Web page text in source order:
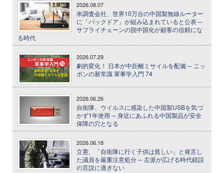
2026.08.07
米調査会社、世界10万台の中国製無線ルーター
に「バックドア」が組み込まれていると公表 ─
サプライチェーンの脱中国化が顧客の信頼にな
る時代
2026.07.29
劇的変化！ 日本が中距離ミサイルを配備 ─ ニッ
ポンの新常識 軍事学入門 74
2026.06.26
自衛隊、ウイルスに感染した中国製USBを気づ
かず1年使用 ─ 身近にあふれる中国製品が安全
保障の穴となる
2026.06.18
立憲、「自衛隊に行く子供は貧しい」と発言し
た議員を厳重注意処分 ─ 左派が広げる時代錯誤
の言説に過ぎない